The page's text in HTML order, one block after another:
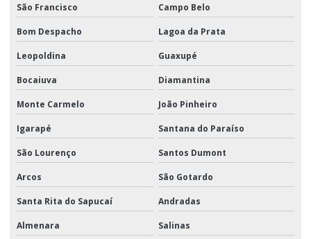
São Francisco Campo Belo
Bom Despacho Lagoa da Prata
Leopoldina Guaxupé
Bocaiuva Diamantina
Monte Carmelo João Pinheiro
Igarapé Santana do Paraíso
São Lourenço Santos Dumont
Arcos São Gotardo
Santa Rita do Sapucaí Andradas
Almenara Salinas